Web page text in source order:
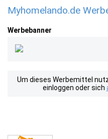
Myhomelando.de
Werbebanner
Um dieses Werbemittel
einloggen oder sich